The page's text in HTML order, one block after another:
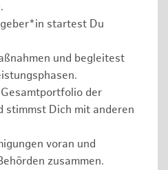
startest Du
und begleitest
der
stimmst Dich mit anderen
voran und
zusammen.